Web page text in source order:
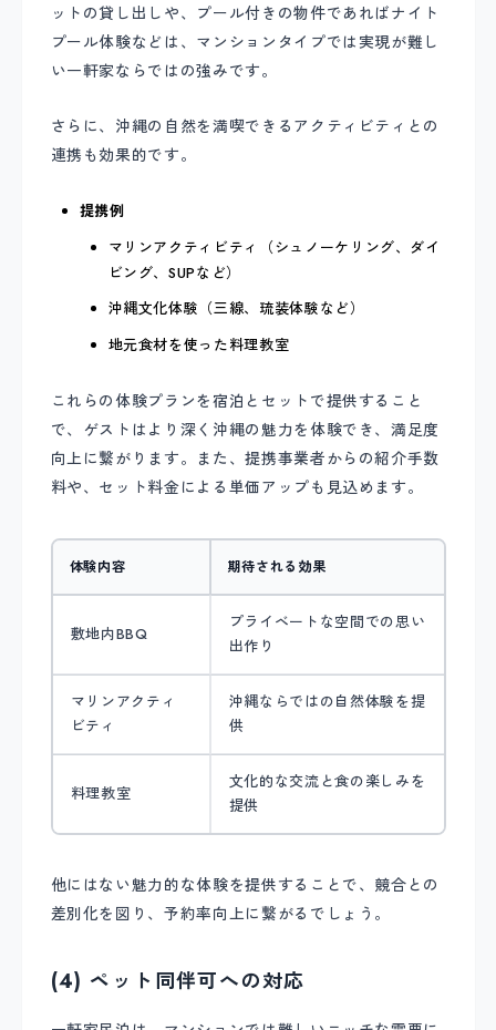
ットの貸し出しや、プール付きの物件であればナイト
プール体験などは、マンションタイプでは実現が難し
い一軒家ならではの強みです。
さらに、沖縄の自然を満喫できるアクティビティとの
連携も効果的です。
提携例
マリンアクティビティ（シュノーケリング、ダイ
ビング、SUPなど）
沖縄文化体験（三線、琉装体験など）
地元食材を使った料理教室
これらの体験プランを宿泊とセットで提供すること
で、ゲストはより深く沖縄の魅力を体験でき、満足度
向上に繋がります。また、提携事業者からの紹介手数
料や、セット料金による単価アップも見込めます。
体験内容 期待される効果
敷地内BBQ
プライベートな空間での思い
出作り
マリンアクティ
ビティ
沖縄ならではの自然体験を提
供
料理教室
文化的な交流と食の楽しみを
提供
他にはない魅力的な体験を提供することで、競合との
差別化を図り、予約率向上に繋がるでしょう。
(4) ペット同伴可への対応